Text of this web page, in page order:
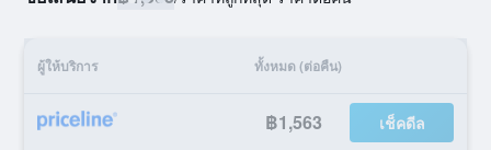
ผู้ให้บริการ ทั้งหมด (ต่อคืน)
฿1,563 เช็คดีล